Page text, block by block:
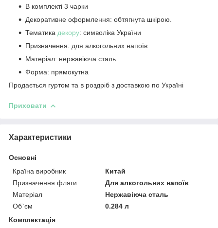
В комплекті 3 чарки
Декоративне оформлення: обтягнута шкірою.
Тематика декору: символіка України
Призначення: для алкогольних напоїв
Матеріал: нержавіюча сталь
Форма: прямокутна
Продається гуртом та в роздріб з доставкою по Україні
Приховати
Характеристики
Основні
Країна виробник
Китай
Призначення фляги
Для алкогольних напоїв
Матеріал
Нержавіюча сталь
Об`єм
0.284 л
Комплектація